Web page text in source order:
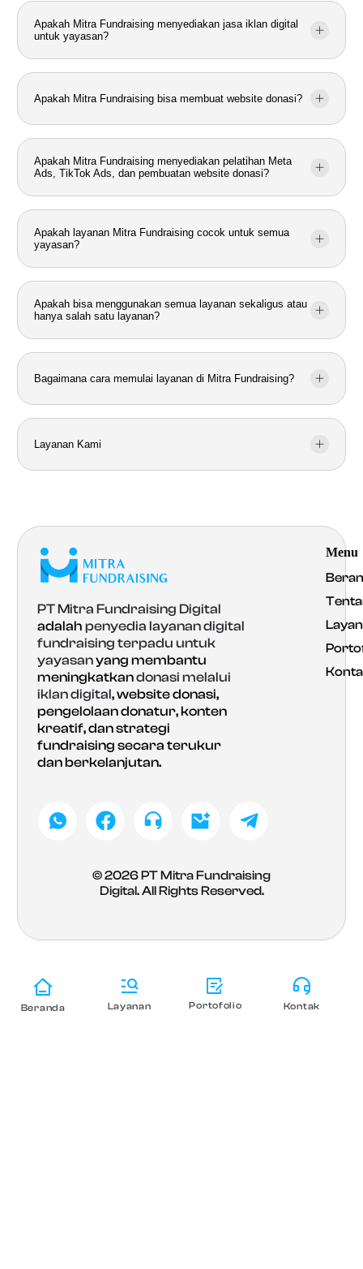
Apakah Mitra Fundraising menyediakan jasa iklan digital
untuk yayasan?
Apakah Mitra Fundraising bisa membuat website donasi?
Apakah Mitra Fundraising menyediakan pelatihan Meta
Ads, TikTok Ads, dan pembuatan website donasi?
Apakah layanan Mitra Fundraising cocok untuk semua
yayasan?
Apakah bisa menggunakan semua layanan sekaligus atau
hanya salah satu layanan?
Bagaimana cara memulai layanan di Mitra Fundraising?
Layanan Kami
PT Mitra Fundraising Digital
adalahpenyedia layanan digital
fundraising terpadu untuk
yayasanyang membantu
meningkatkandonasi melalui
iklan digital, website donasi,
pengelolaan donatur, konten
kreatif, dan strategi
fundraising secara terukur
dan berkelanjutan.
Menu
© 2026PT Mitra Fundraising
Digital. All Rights Reserved.
Beranda Layanan Portofolio Kontak